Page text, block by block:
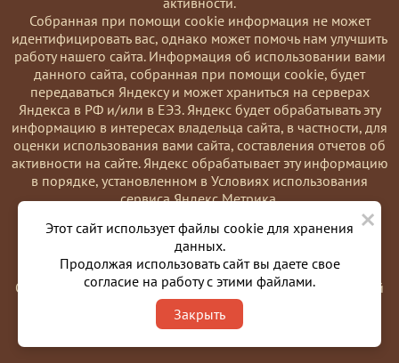
×
Этот сайт использует файлы cookie для хранения
данных.
Продолжая использовать сайт вы даете свое
согласие на работу с этими файлами.
Закрыть
Coбранная при помощи cookie информация не может
идентифицировать вас, однако может помочь нам улучшить
работу нашего сайта. Информация об использовании вами
данного сайта, собранная при помощи cookie, будет
передаваться Яндексу и может храниться на серверах
Яндекса в РФ и/или в ЕЭЗ. Яндекс будет обрабатывать эту
информацию в интересах владельца сайта, в частности, для
оценки использования вами сайта, составления отчетов об
активности на сайте. Яндекс обрабатывает эту информацию
в порядке, установленном в Условиях использования
сервиса Яндекс Метрика.
Вы можете отказаться от использования cookies, выбрав
соответствующие настройки в браузере. Также вы можете
использовать инструмент —
https://yandex.ru/support/metrika/general/opt-out.html
Однако это может повлиять на работу некоторых функций
сайта. Используя этот сайт, вы соглашаетесь на обработку
данных о вас в порядке и целях, указанных выше.